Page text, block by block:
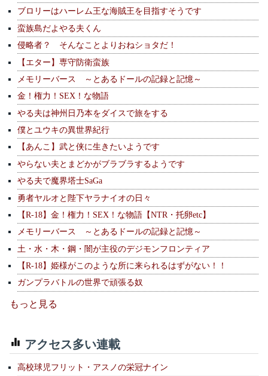
ブロリーはハーレム王な海賊王を目指すそうです
蛮族島だよやる夫くん
侵略者？ そんなことよりおねショタだ！
【エター】専守防衛蛮族
メモリーバース ～とあるドールの記録と記憶～
金！権力！SEX！な物語
やる夫は神州日乃本をダイスで旅をする
僕とユウキの異世界紀行
【あんこ】武と侠に生きたいようです
やらない夫とまどかがブラブラするようです
やる夫で魔界塔士SaGa
勇者ヤルオと陛下ヤラナイオの日々
【R-18】金！権力！SEX！な物語【NTR・托卵etc】
メモリーバース ～とあるドールの記録と記憶～
土・水・木・鋼・闇が主役のデジモンフロンティア
【R-18】姫様がこのような所に来られるはずがない！！
ガンプラバトルの世界で頑張る奴
もっと見る
アクセス多い連載
高校球児フリット・アスノの栄冠ナイン